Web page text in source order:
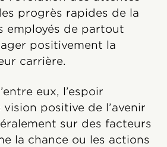
progrès rapides de la
employés de partout
positivement la
carrière.
eux, l’espoir
positive de l’avenir
sur des facteurs
la chance ou les actions